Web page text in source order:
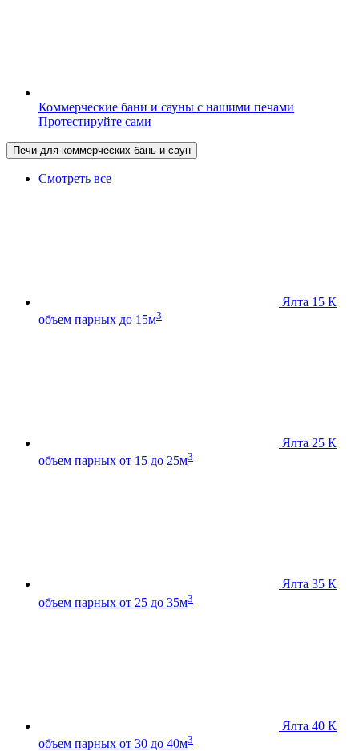
Коммерческие бани и сауны с нашими печами
Протестируйте сами
Печи для коммерческих бань и саун
Смотреть все
Ялта 15 К
объем парных до 15м3
Ялта 25 К
объем парных от 15 до 25м3
Ялта 35 К
объем парных от 25 до 35м3
Ялта 40 К
объем парных от 30 до 40м3